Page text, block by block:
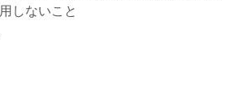
しないこと